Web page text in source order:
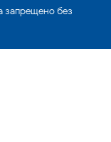
запрещено без